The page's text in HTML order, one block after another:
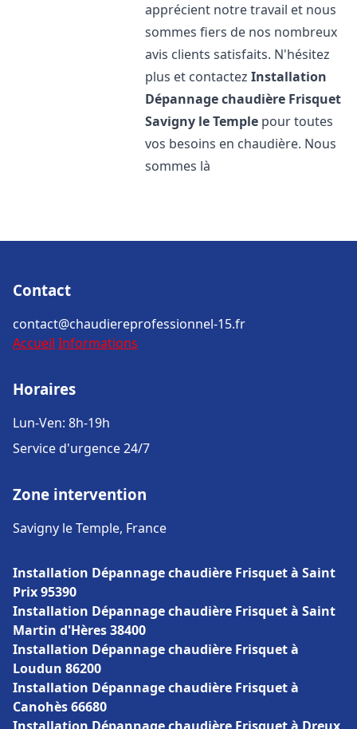
apprécient notre travail et nous
sommes fiers de nos nombreux
avis clients satisfaits. N'hésitez
plus et contactezInstallation
Dépannage chaudière Frisquet
Savigny le Temple pour toutes
vos besoins en chaudière. Nous
sommes là
Contact
contact@chaudiereprofessionnel-15.fr
Accueil Informations
Horaires
Lun-Ven: 8h-19h
Service d'urgence 24/7
Zone intervention
Savigny le Temple, France
Installation Dépannage chaudière Frisquet à Saint
Prix 95390
Installation Dépannage chaudière Frisquet à Saint
Martin d'Hères 38400
Installation Dépannage chaudière Frisquet à
Loudun 86200
Installation Dépannage chaudière Frisquet à
Canohès 66680